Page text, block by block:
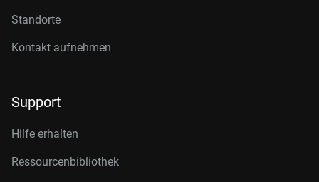
Standorte
Kontakt aufnehmen
Support
Hilfe erhalten
Ressourcenbibliothek